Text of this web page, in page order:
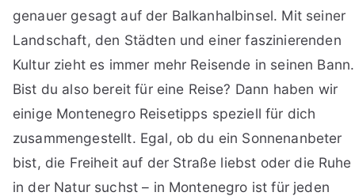
genauer gesagt auf der Balkanhalbinsel. Mit seiner
Landschaft, den Städten und einer faszinierenden
Kultur zieht es immer mehr Reisende in seinen Bann.
Bist du also bereit für eine Reise? Dann haben wir
einige Montenegro Reisetipps speziell für dich
zusammengestellt. Egal, ob du ein Sonnenanbeter
bist, die Freiheit auf der Straße liebst oder die Ruhe
in der Natur suchst – in Montenegro ist für jeden